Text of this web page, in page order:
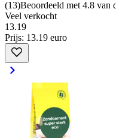
(13)Beoordeeld met 4.8 van
Veel verkocht
13.19
Prijs: 13.19 euro